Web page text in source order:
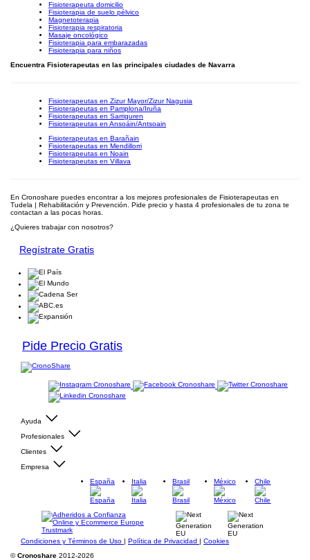
Fisioterapeuta domicilio
Fisioterapia de suelo pélvico
Magnetoterapia
Fisioterapia respiratoria
Masaje oncológico
Fisioterapia para embarazadas
Fisioterapia para niños
Encuentra Fisioterapeutas en las principales ciudades de Navarra
Fisioterapeutas en Zizur Mayor/Zizur Nagusia
Fisioterapeutas en Pamplona/Iruña
Fisioterapeutas en Sarriguren
Fisioterapeutas en Ansoáin/Antsoain
Fisioterapeutas en Barañain
Fisioterapeutas en Mendillorri
Fisioterapeutas en Noain
Fisioterapeutas en Villava
En Cronoshare puedes encontrar a los mejores profesionales de Fisioterapeutas en
Tudela | Rehabilitación y Prevención. Pide precio y hasta 4 profesionales de tu zona te
contactan a las pocas horas.
¿Quieres trabajar con nosotros?
Regístrate Gratis
Pide Precio Gratis
Ayuda
Profesionales
Clientes
Empresa
España
Italia Brasil México Chile
Condiciones y Términos de Uso | Política de Privacidad | Cookies
©Cronoshare 2012-2026